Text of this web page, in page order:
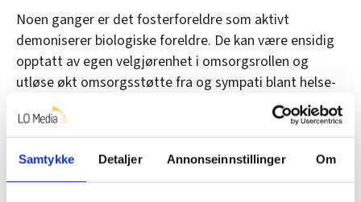
Samtykke Detaljer Annonseinnstillinger Om
Noen ganger er det fosterforeldre som aktivt
demoniserer biologiske foreldre. De kan være ensidig
opptatt av egen velgjørenhet i omsorgsrollen og
utløse økt omsorgsstøtte fra og sympati blant helse-
og sosialarbeidere.
De vanskeliggjør og blokkerer barnets lovbestemte
rett til kontakt med sine biologiske foreldre og
besteforeldre og hindrer derved barnets sosialisering.